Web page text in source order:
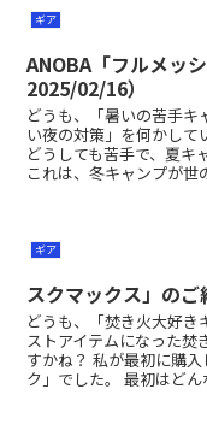
ギア
ANOBA「フルメッ
2025/02/16）
どうも、「暑いの苦手キ
い夜の対策」を何かし
どうしても苦手で、夏キ
これは、冬キャンプが世
ギア
スクマックス」のご
どうも、「焚き火大好き
ストアイテムになった焚
すかね？ 私が最初に購
ク」でした。 最初はど